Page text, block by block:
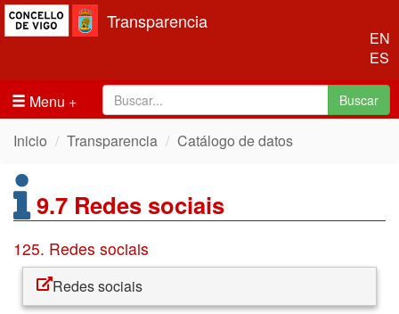
EN
ES
Transparencia
Menu Buscar
Inicio Transparencia Catálogo de datos
9.7 Redes sociais
125. Redes sociais
Redes sociais